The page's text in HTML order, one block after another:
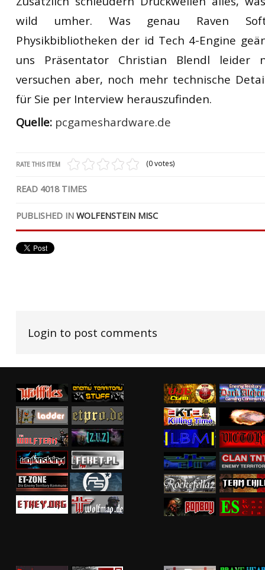
wild umher. Was genau Raven
Physikbibliotheken der id Tech 4-Engine
uns Präsentator Christian Blendl leider
versuchen aber, noch mehr technische
für Sie per Interview herauszufinden.
Quelle: pcgameshardware.de
RATE THIS ITEM (0 votes)
READ 4018TIMES
PUBLISHED IN WOLFENSTEIN MISC
Login to post comments